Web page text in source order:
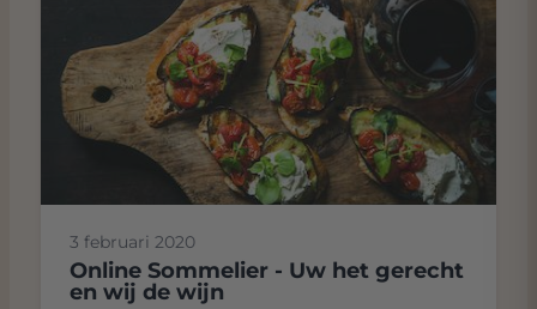
3 februari 2020
Online Sommelier - Uw het gerecht
en wij de wijn